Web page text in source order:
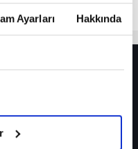
Ayarları Hakkında
arasında gelmişti
için olay sözler!